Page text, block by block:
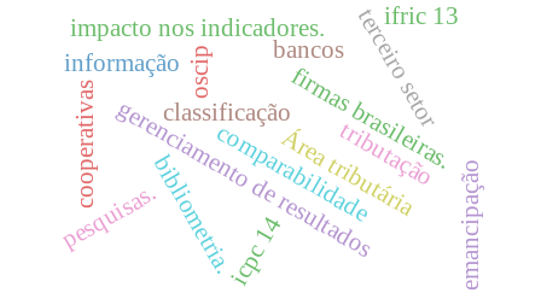
classificação
Área tributária
tributação
gerenciamento de resultados
firmas brasileiras.
bibliometria.
bancos
impacto nos indicadores.
pesquisas.
terceiro setor
oscip
ifric 13
comparabilidade
icpc 14
cooperativas
informação
emancipação